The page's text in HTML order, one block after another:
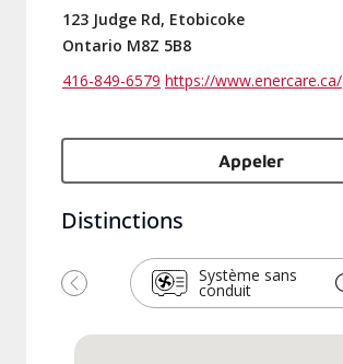
123 Judge Rd, Etobicoke
Ontario M8Z 5B8
416-849-6579 https://www.enercare.ca/
Appeler
Distinctions
Système sans
conduit
Previous